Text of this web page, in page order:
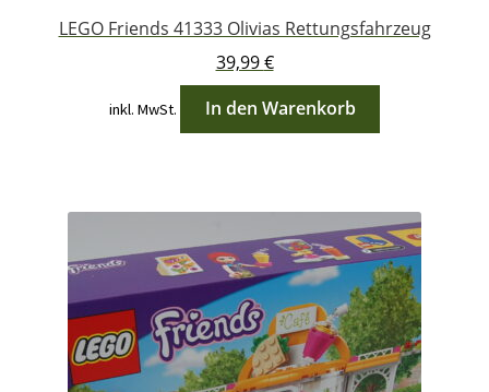
LEGO Friends 41333 Olivias Rettungsfahrzeug
39,99€
inkl. MwSt. In den Warenkorb